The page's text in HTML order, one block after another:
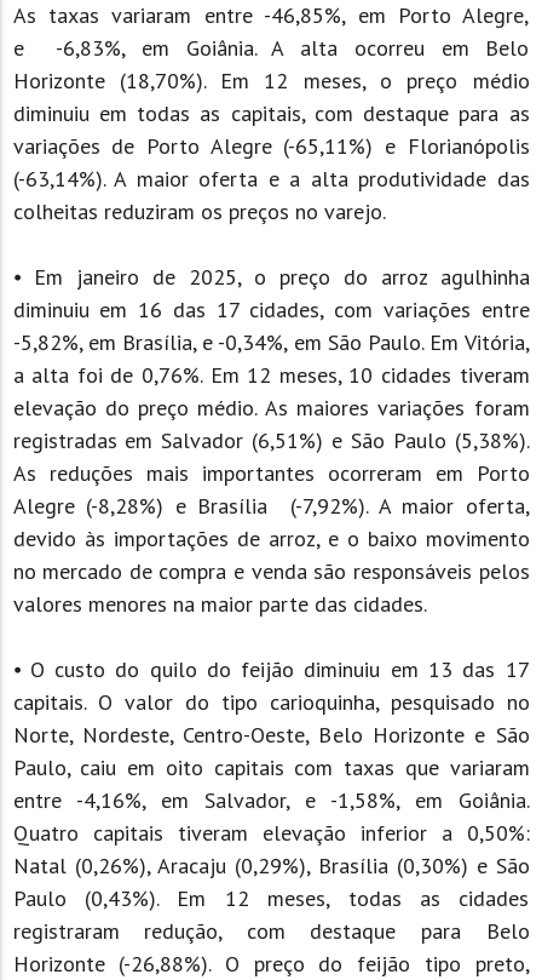
As taxas variaram entre -46,85%, em Porto Alegre,
e -6,83%, em Goiânia. A alta ocorreu em Belo
Horizonte (18,70%). Em 12 meses, o preço médio
diminuiu em todas as capitais, com destaque para as
variações de Porto Alegre (-65,11%) e Florianópolis
(-63,14%). A maior oferta e a alta produtividade das
colheitas reduziram os preços no varejo.
⦁ Em janeiro de 2025, o preço do arroz agulhinha
diminuiu em 16 das 17 cidades, com variações entre
-5,82%, em Brasília, e -0,34%, em São Paulo. Em Vitória,
a alta foi de 0,76%. Em 12 meses, 10 cidades tiveram
elevação do preço médio. As maiores variações foram
registradas em Salvador (6,51%) e São Paulo (5,38%).
As reduções mais importantes ocorreram em Porto
Alegre (-8,28%) e Brasília (-7,92%). A maior oferta,
devido às importações de arroz, e o baixo movimento
no mercado de compra e venda são responsáveis pelos
valores menores na maior parte das cidades.
⦁ O custo do quilo do feijão diminuiu em 13 das 17
capitais. O valor do tipo carioquinha, pesquisado no
Norte, Nordeste, Centro-Oeste, Belo Horizonte e São
Paulo, caiu em oito capitais com taxas que variaram
entre -4,16%, em Salvador, e -1,58%, em Goiânia.
Quatro capitais tiveram elevação inferior a 0,50%:
Natal (0,26%), Aracaju (0,29%), Brasília (0,30%) e São
Paulo (0,43%). Em 12 meses, todas as cidades
registraram redução, com destaque para Belo
Horizonte (-26,88%). O preço do feijão tipo preto,